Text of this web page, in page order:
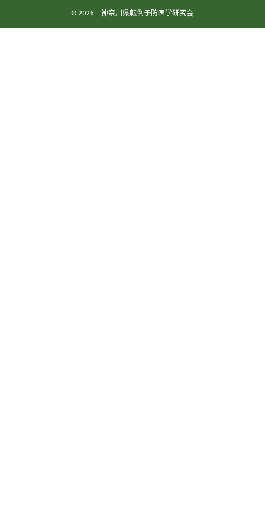
© 2026 神奈川県転倒予防医学研究会